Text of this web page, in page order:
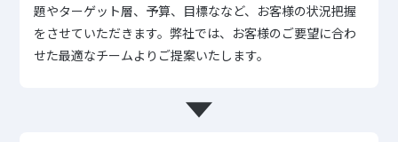
題やターゲット層、予算、目標ななど、お客様の状況把握
をさせていただきます。弊社では、お客様のご要望に合わ
せた最適なチームよりご提案いたします。